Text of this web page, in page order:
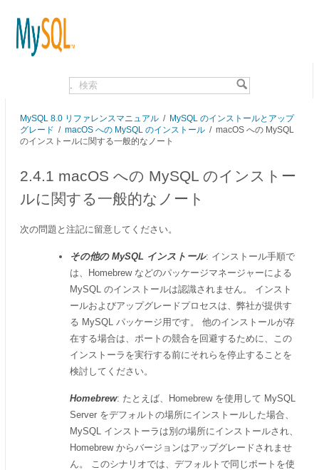
MySQL 8.0 リファレンスマニュアル / MySQL のインストールとアップ
グレード / macOS への MySQL のインストール / macOS への MySQL
のインストールに関する一般的なノート
2.4.1 macOS への MySQL のインストー
ルに関する一般的なノート
次の問題と注記に留意してください。
その他の MySQL インストール: インストール手順で
は、Homebrew などのパッケージマネージャーによる
MySQL のインストールは認識されません。 インスト
ールおよびアップグレードプロセスは、弊社が提供す
る MySQL パッケージ用です。 他のインストールが存
在する場合は、ポートの競合を回避するために、この
インストーラを実行する前にそれらを停止することを
検討してください。
Homebrew: たとえば、Homebrew を使用して MySQL
Server をデフォルトの場所にインストールした場合、
MySQL インストーラは別の場所にインストールされ、
Homebrew からバージョンはアップグレードされませ
ん。 このシナリオでは、デフォルトで同じポートを使